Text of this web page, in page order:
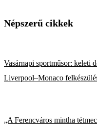
Népszerű cikkek
Vasárnapi sportműsor: keleti
Liverpool–Monaco
„A Ferencváros mintha